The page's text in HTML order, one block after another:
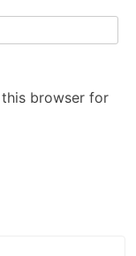
this browser for